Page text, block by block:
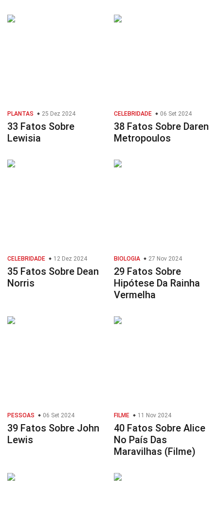
PLANTAS 25 Dez 2024
33 Fatos Sobre
Lewisia
CELEBRIDADE 06 Set 2024
38 Fatos Sobre Daren
Metropoulos
CELEBRIDADE 12 Dez 2024
35 Fatos Sobre Dean
Norris
BIOLOGIA 27 Nov 2024
29 Fatos Sobre
Hipótese Da Rainha
Vermelha
PESSOAS 06 Set 2024
39 Fatos Sobre John
Lewis
FILME 11 Nov 2024
40 Fatos Sobre Alice
No País Das
Maravilhas (Filme)